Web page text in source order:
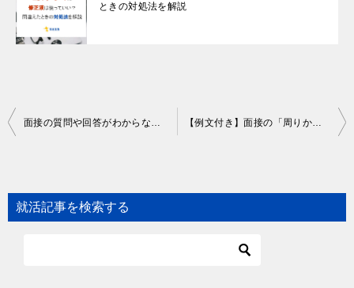
ときの対処法を解説
Post
面接の質問や回答がわからない時は落ちる？内定につながる答え方を解説！ 【例文付き】面接の「周りからどう思われているか」への回答法｜回答のコツと注意点
就活記事を検索する